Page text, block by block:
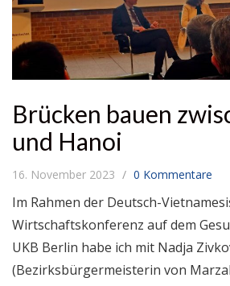
Brücken bauen
und Hanoi
16. November 2023 0 Kommentare
Im Rahmen der Deutsch-
Wirtschaftskonferenz auf dem
UKB Berlin habe ich mit Nadja
(Bezirksbürgermeisterin von